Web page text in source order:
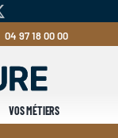
04 97 18 00 00
VOS MÉTIERS